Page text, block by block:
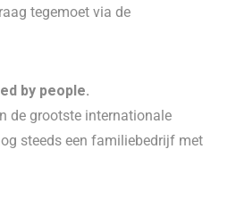
tegemoet via de
by people.
de grootste internationale
steeds een familiebedrijf met